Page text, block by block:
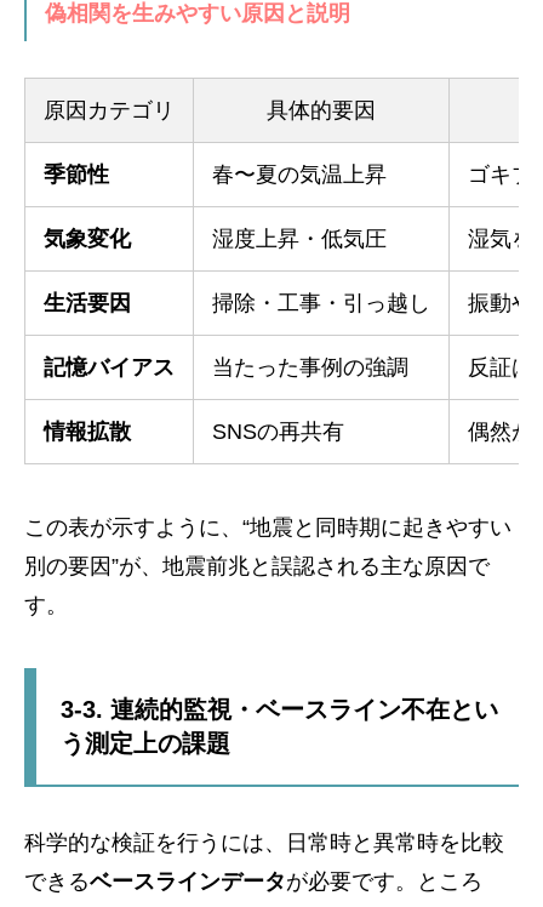
偽相関を生みやすい原因と説明
原因カテゴリ 具体的要因
季節性 春〜夏の気温上昇 ゴキブ
気象変化 湿度上昇・低気圧 湿気を
生活要因 掃除・工事・引っ越し 振動や
記憶バイアス 当たった事例の強調 反証は
情報拡散 SNSの再共有 偶然が
この表が示すように、“地震と同時期に起きやすい
別の要因”が、地震前兆と誤認される主な原因で
す。
3-3. 連続的監視・ベースライン不在とい
う測定上の課題
科学的な検証を行うには、日常時と異常時を比較
できるベースラインデータが必要です。ところ